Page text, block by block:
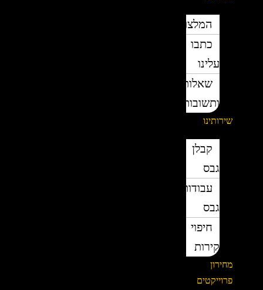
המלצות
כתבו
עלינו
שאלות
ותשובות
שירותינו
קבלן
גבס
עבודות
גבס
חיפוי
קירות
מחירון
פרוייקטים